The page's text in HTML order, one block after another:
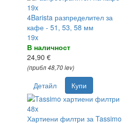
19x
4Barista разпределител за
кафе - 51, 53, 58 мм
19x
В наличност
24,90 €
(прибл 48,70 lev)
Детайл Купи
48x
Хартиени филтри за Tassimo